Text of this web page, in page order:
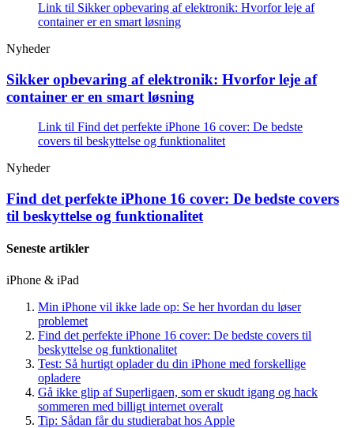
Link til Sikker opbevaring af elektronik: Hvorfor leje af
container er en smart løsning
Nyheder
Sikker opbevaring af elektronik: Hvorfor leje af
container er en smart løsning
Link til Find det perfekte iPhone 16 cover: De bedste
covers til beskyttelse og funktionalitet
Nyheder
Find det perfekte iPhone 16 cover: De bedste covers
til beskyttelse og funktionalitet
Seneste artikler
iPhone & iPad
Min iPhone vil ikke lade op: Se her hvordan du løser
problemet
Find det perfekte iPhone 16 cover: De bedste covers til
beskyttelse og funktionalitet
Test: Så hurtigt oplader du din iPhone med forskellige
opladere
Gå ikke glip af Superligaen, som er skudt igang og hack
sommeren med billigt internet overalt
Tip: Sådan får du studierabat hos Apple